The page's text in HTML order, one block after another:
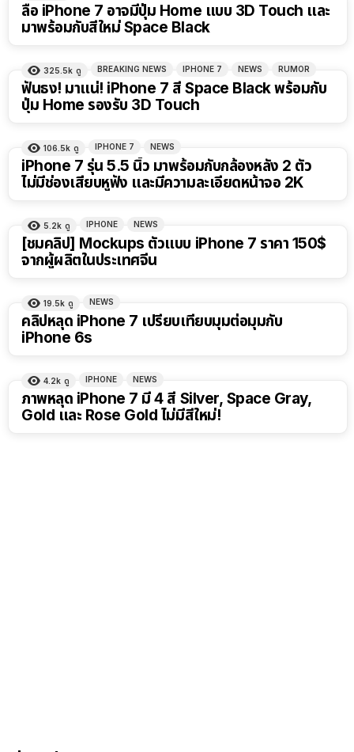
ลือ iPhone 7 อาจมีปุ่ม Home แบบ 3D Touch และ
มาพร้อมกับสีใหม่ Space Black
325.5k ดู BREAKING NEWS IPHONE 7 NEWS RUMOR
ฟันธง! มาแน่! iPhone 7 สี Space Black พร้อมกับ
ปุ่ม Home รองรับ 3D Touch
106.5k ดู IPHONE 7 NEWS
iPhone 7 รุ่น 5.5 นิ้ว มาพร้อมกับกล้องหลัง 2 ตัว
ไม่มีช่องเสียบหูฟัง และมีความละเอียดหน้าจอ 2K
5.2k ดู IPHONE NEWS
[ชมคลิป] Mockups ตัวแบบ iPhone 7 ราคา 150$
จากผู้ผลิตในประเทศจีน
19.5k ดู NEWS
คลิปหลุด iPhone 7 เปรียบเทียบมุมต่อมุมกับ
iPhone 6s
4.2k ดู IPHONE NEWS
ภาพหลุด iPhone 7 มี 4 สี Silver, Space Gray,
Gold และ Rose Gold ไม่มีสีใหม่!